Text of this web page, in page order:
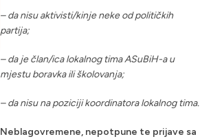
– da nisu aktivisti/kinje neke od političkih
partija;
– da je član/ica lokalnog tima ASuBiH-a u
mjestu boravka ili školovanja;
– da nisu na poziciji koordinatora lokalnog tima.
Neblagovremene, nepotpune te prijave sa